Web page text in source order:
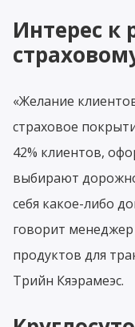
Интерес к
«Желание
страховое
42% клиентов,
выбирают
себя какое-либо
говорит
продуктов для
Трийн Кяэрамеэс.